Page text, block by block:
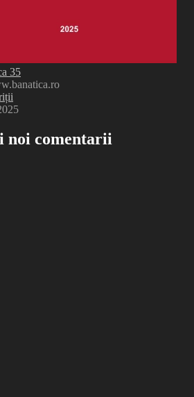
35
noi comentarii